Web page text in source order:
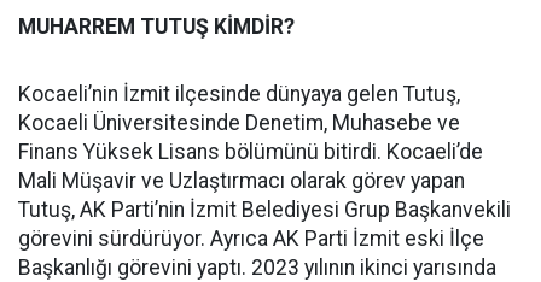
MUHARREM TUTUŞ KİMDİR?
Kocaeli’nin İzmit ilçesinde dünyaya gelen Tutuş,
Kocaeli Üniversitesinde Denetim, Muhasebe ve
Finans Yüksek Lisans bölümünü bitirdi. Kocaeli’de
Mali Müşavir ve Uzlaştırmacı olarak görev yapan
Tutuş, AK Parti’nin İzmit Belediyesi Grup Başkanvekili
görevini sürdürüyor. Ayrıca AK Parti İzmit eski İlçe
Başkanlığı görevini yaptı. 2023 yılının ikinci yarısında